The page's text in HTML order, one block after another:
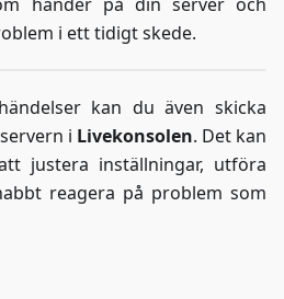
i ett tidigt skede.
kan du även skicka
i Livekonsolen. Det kan
justera inställningar, utföra
reagera på problem som